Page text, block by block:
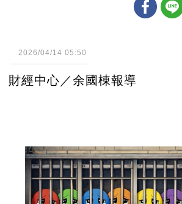
2026/04/14 05:50
財經中心／余國棟報導